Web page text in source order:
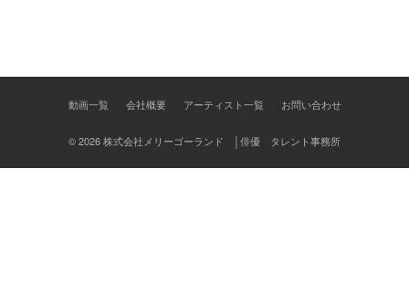
シ
動画一覧 会社概要 アーティスト一覧 お問い合わせ
© 2026 株式会社メリーゴーランド │俳優 タレント事務所